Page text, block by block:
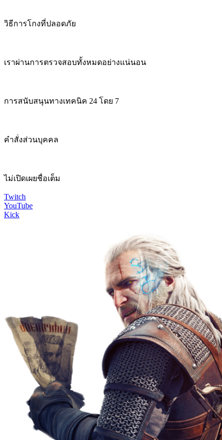
วิธีการโกงที่ปลอดภัย
เราผ่านการตรวจสอบทั้งหมดอย่างแน่นอน
การสนับสนุนทางเทคนิค 24 โดย 7
คำสั่งส่วนบุคคล
ไม่เปิดเผยชื่อเต็ม
Twitch
YouTube
Kick